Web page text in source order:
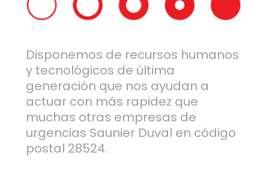
Disponemos de recursos humanos
y tecnológicos de última
generación que nos ayudan a
actuar con más rapidez que
muchas otras empresas de
urgencias Saunier Duval en código
postal 28524.